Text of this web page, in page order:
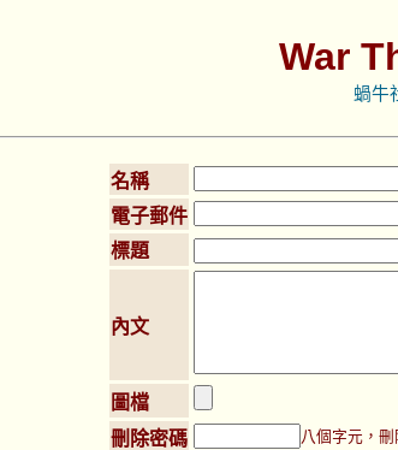
War
蝸牛
名稱
電子郵件
標題
內文
圖檔
刪除密碼
八個字元，刪